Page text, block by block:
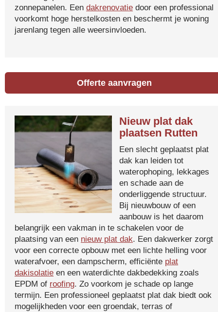
zonnepanelen. Een dakrenovatie door een professional
voorkomt hoge herstelkosten en beschermt je woning
jarenlang tegen alle weersinvloeden.
Offerte aanvragen
Nieuw plat dak
plaatsen Rutten
Een slecht geplaatst plat
dak kan leiden tot
waterophoping, lekkages
en schade aan de
onderliggende structuur.
Bij nieuwbouw of een
aanbouw is het daarom
belangrijk een vakman in te schakelen voor de
plaatsing van een nieuw plat dak. Een dakwerker zorgt
voor een correcte opbouw met een lichte helling voor
waterafvoer, een dampscherm, efficiënte plat
dakisolatie en een waterdichte dakbedekking zoals
EPDM of roofing. Zo voorkom je schade op lange
termijn. Een professioneel geplaatst plat dak biedt ook
mogelijkheden voor een groendak, terras of